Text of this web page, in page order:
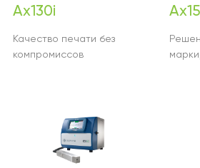
Ax130i
Качество печати без
компромиссов